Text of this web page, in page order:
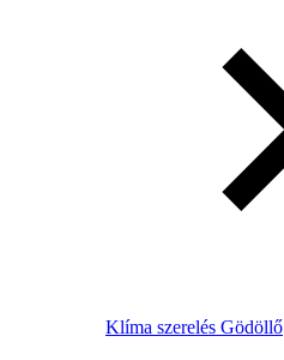
Klíma szerelés Gödöllő